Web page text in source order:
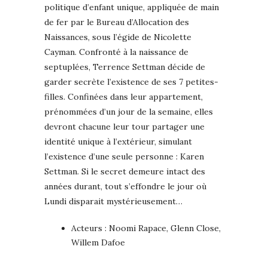
politique d’enfant unique, appliquée de main
de fer par le Bureau d’Allocation des
Naissances, sous l’égide de Nicolette
Cayman. Confronté à la naissance de
septuplées, Terrence Settman décide de
garder secrète l’existence de ses 7 petites-
filles. Confinées dans leur appartement,
prénommées d’un jour de la semaine, elles
devront chacune leur tour partager une
identité unique à l’extérieur, simulant
l’existence d’une seule personne : Karen
Settman. Si le secret demeure intact des
années durant, tout s’effondre le jour où
Lundi disparait mystérieusement…
Acteurs : Noomi Rapace, Glenn Close,
Willem Dafoe